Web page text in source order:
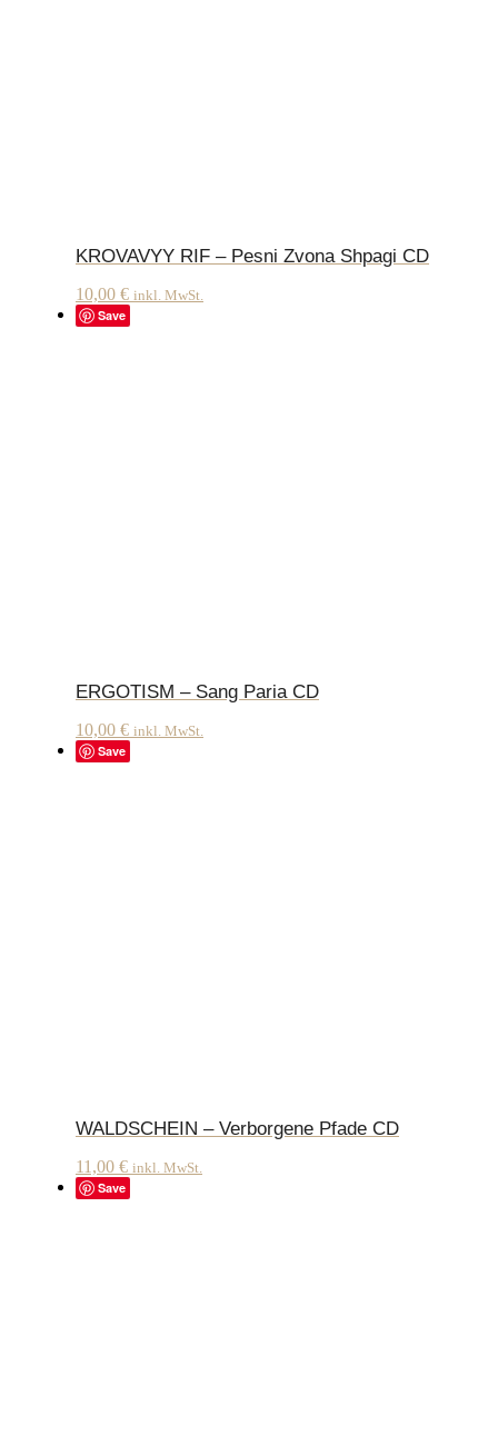
KROVAVYY RIF – Pesni Zvona Shpagi CD
10,00 € inkl. MwSt.
Save
ERGOTISM – Sang Paria CD
10,00 € inkl. MwSt.
Save
WALDSCHEIN – Verborgene Pfade CD
11,00 € inkl. MwSt.
Save